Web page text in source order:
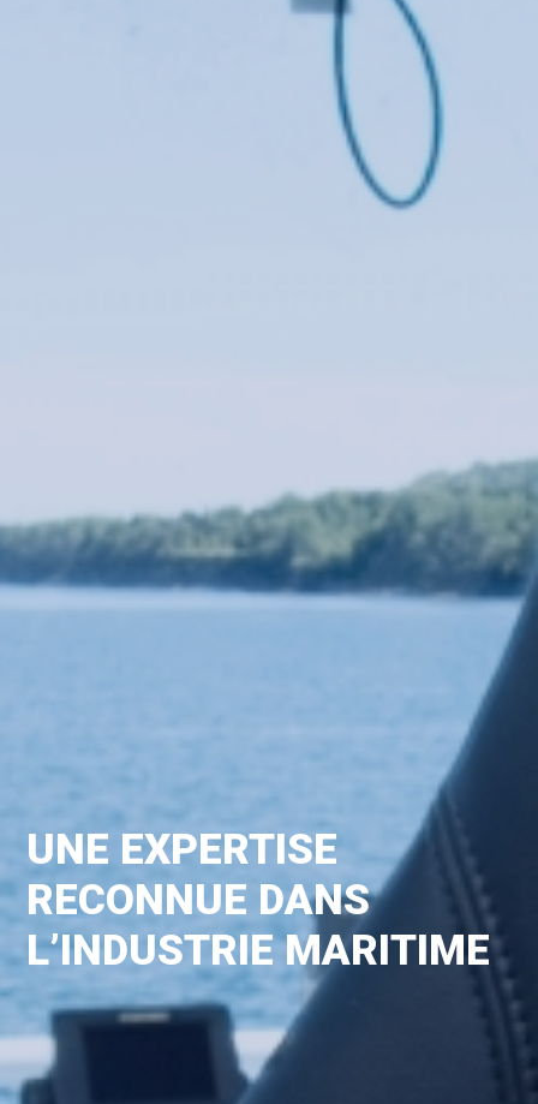
UNE EXPERTISE
RECONNUE DANS
L’INDUSTRIE MARITIME